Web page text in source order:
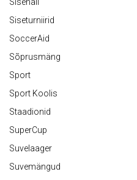
Siseturniirid
SoccerAid
Sõprusmäng
Sport
Sport Koolis
Staadionid
SuperCup
Suvelaager
Suvemängud